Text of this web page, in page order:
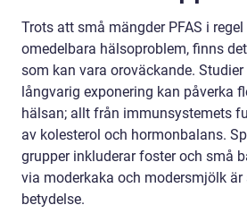
Trots att små mängder PFAS i
omedelbara hälsoproblem, finns
som kan vara oroväckande.
långvarig exponering kan påverka
hälsan; allt från immunsystemets
av kolesterol och hormonbalans.
grupper inkluderar foster och små
via moderkaka och modersmjölk är
betydelse.